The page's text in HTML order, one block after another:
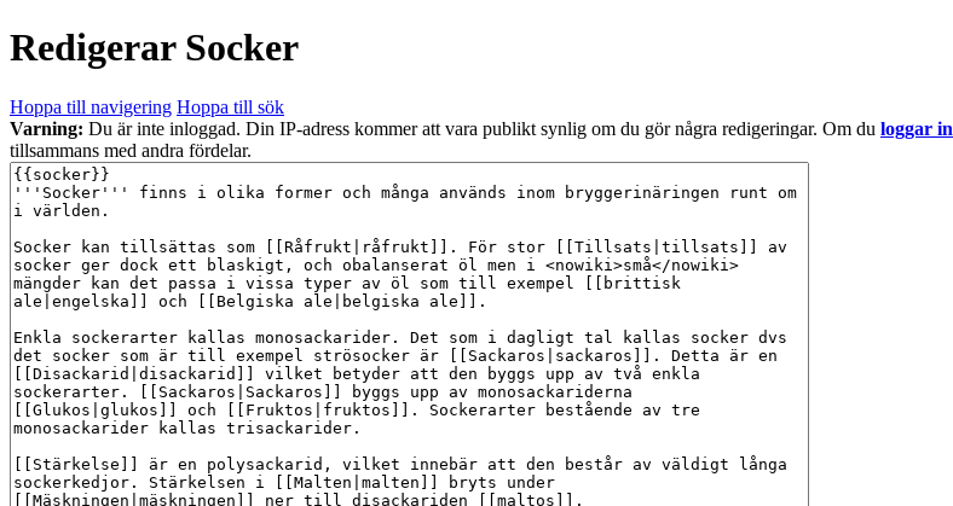
Redigerar Socker
Hoppa till navigering Hoppa till sök
Varning: Du är inte inloggad. Din IP-adress kommer att vara publikt synlig om du gör några redigeringar. Om du loggar in
tillsammans med andra fördelar.